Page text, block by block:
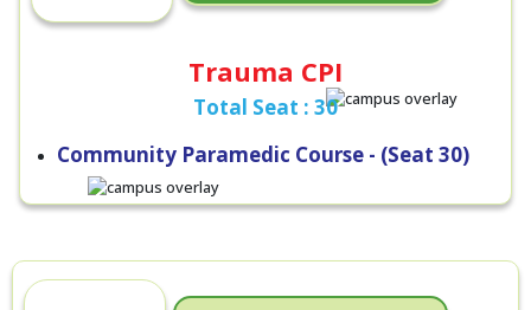
Trauma CPI
Total Seat : 30
Community Paramedic Course - (Seat 30)